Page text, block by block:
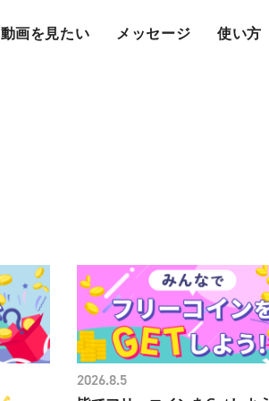
動画を見たい メッセージ 使い方
2026.8.5